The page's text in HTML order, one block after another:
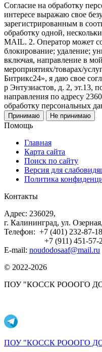
Согласие на обработку
интересе выражаю свое
зарегистрированным в
обработку одной,
MAIL. 2. Оператор может
блокирование; удаление;
включая, направление в
мероприятиях/товарах/
Битрикс24», я даю свое
р Энтузиастов, д. 2, эт.13,
направления по адресу
обработку персональных
Принимаю Не принимаю
Помощь
Главная
Карта сайта
Поиск по сайту
Версия для
Политика
Контакты
Адрес: 236029,
г. Калининград, ул.
Телефон: +7 (401) 232-87-18
+7 (911) 451-57-
E-mail: noudodosaaf@mail.ru
© 2022-2026
ПОУ "КОССК РОООГО
ПОУ "КОССК РОООГО